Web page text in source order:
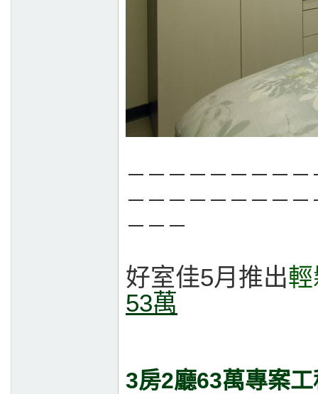
－－－－－－－－
－－－－－－－－
－－－
好室佳5月推出
53萬
3房2廳63萬專案